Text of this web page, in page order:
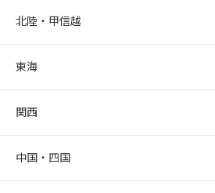
北陸・甲信越
東海
関西
中国・四国